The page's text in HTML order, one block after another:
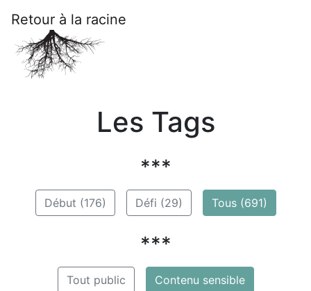
Retour à la racine
Les Tags
***
Début (176) Défi (29) Tous (691)
***
Tout public Contenu sensible